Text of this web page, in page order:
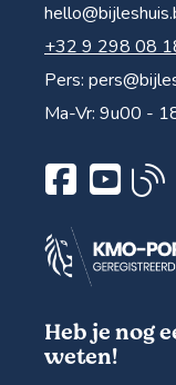
+32 9 298 08
Pers:
Ma-Vr: 9u00 -
Heb je nog
weten!